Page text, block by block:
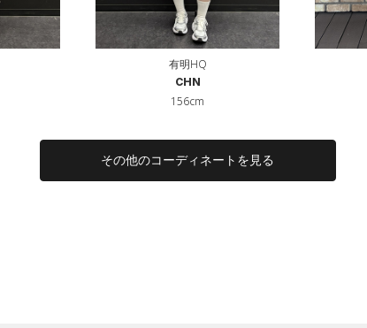
有明HQ
CHN
156cm
その他のコーディネートを見る